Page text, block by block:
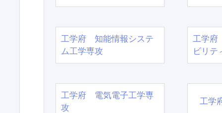
工学府 知能情報システ
ム工学専攻
工学府
ビリテ
工学府 電気電子工学専
攻
工学